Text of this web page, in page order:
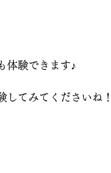
体験できます♪
してみてくださいね